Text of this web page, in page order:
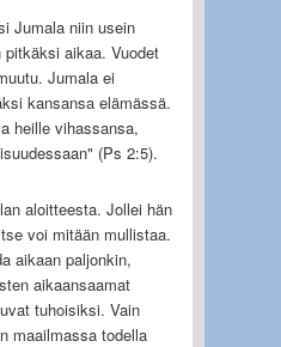
Jumala niin usein
aikaa. Vuodet
Jumala ei
kansansa elämässä.
heille vihassansa,
(Ps 2:5).
aloitteesta. Jollei hän
voi mitään mullistaa.
aikaan paljonkin,
aikaansaamat
tuhoisiksi. Vain
maailmassa todella